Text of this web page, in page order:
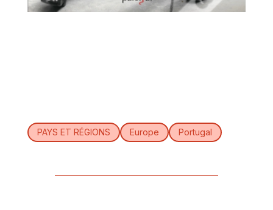
PAYS ET RÉGIONS Europe Portugal